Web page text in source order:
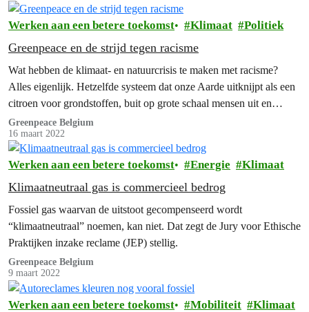
Werken aan een betere toekomst Klimaat Politiek
Greenpeace en de strijd tegen racisme
Wat hebben de klimaat- en natuurcrisis te maken met racisme?
Alles eigenlijk. Hetzelfde systeem dat onze Aarde uitknijpt als een
citroen voor grondstoffen, buit op grote schaal mensen uit en
schendt de rechten van lokale bevolkingsgroepen.
Greenpeace Belgium
16 maart 2022
Werken aan een betere toekomst Energie Klimaat
Klimaatneutraal gas is commercieel bedrog
Fossiel gas waarvan de uitstoot gecompenseerd wordt
“klimaatneutraal” noemen, kan niet. Dat zegt de Jury voor Ethische
Praktijken inzake reclame (JEP) stellig.
Greenpeace Belgium
9 maart 2022
Werken aan een betere toekomst Mobiliteit Klimaat